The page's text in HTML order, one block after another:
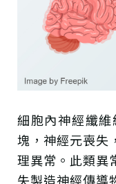
細胞內神經纖
塊，神經元喪失
理異常。此類異
失製造神經傳導